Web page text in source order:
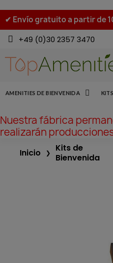
✔ Envío gratuito a partir de
+49 (0)30 2357 3470
AMENITIES DE BIENVENIDA
Nuestra fábrica
realizarán
Inicio
Kits de
Bienvenida